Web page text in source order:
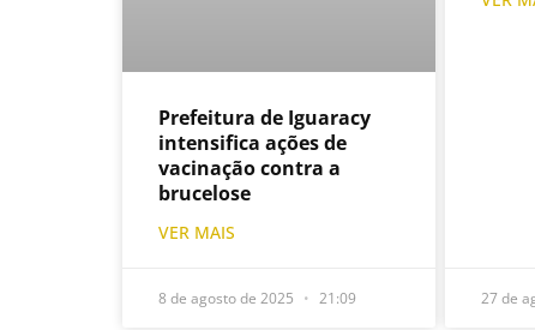
Prefeitura de Iguaracy
intensifica ações de
vacinação contra a
brucelose
VER MAIS
8 de agosto de 2025 21:09 27 de